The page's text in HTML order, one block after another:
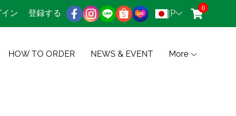
イン 登録する JP 0
HOW TO ORDER NEWS & EVENT More